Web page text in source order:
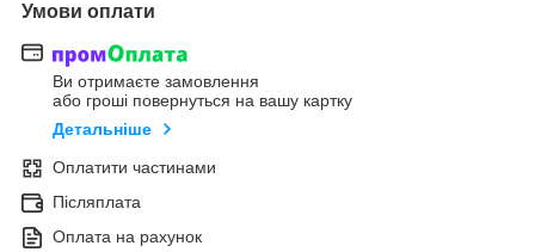
Умови оплати
Ви отримаєте замовлення
або гроші повернуться на вашу картку
Детальніше
Оплатити частинами
Післяплата
Оплата на рахунок